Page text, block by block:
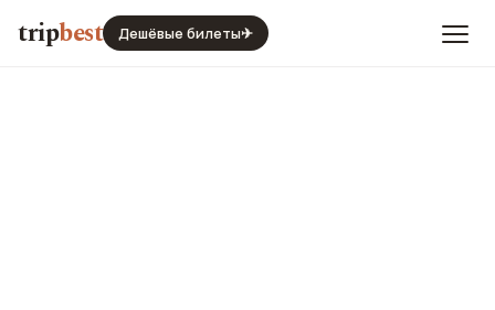
tripbest Дешёвые билеты✈